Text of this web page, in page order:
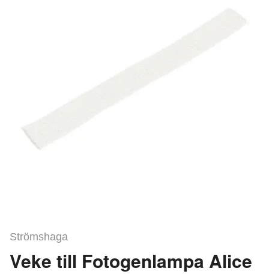
Strömshaga
Veke till Fotogenlampa Alice